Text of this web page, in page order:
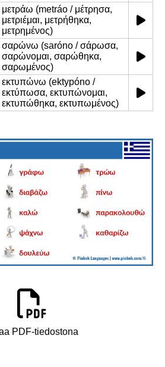
μετράω (metráo / μέτρησα,
μετριέμαι, μετρήθηκα,
μετρημένος)
σαρώνω (saróno / σάρωσα,
σαρώνομαι, σαρώθηκα,
σαρωμένος)
εκτυπώνω (ektypóno /
εκτύπωσα, εκτυπώνομαι,
εκτυπώθηκα, εκτυπωμένος)
PDF-tiedostona